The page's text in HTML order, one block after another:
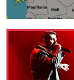
Türkiye'nin
Türkiye'nin
Yerel